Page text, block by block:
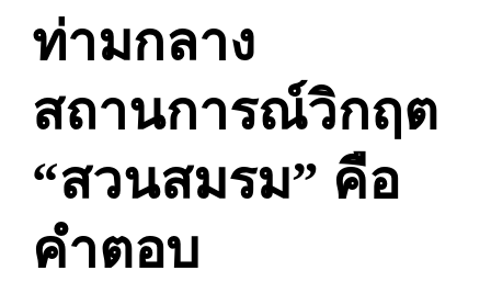
ท่ามกลาง
สถานการณ์วิกฤต
“สวนสมรม” คือ
คำตอบ